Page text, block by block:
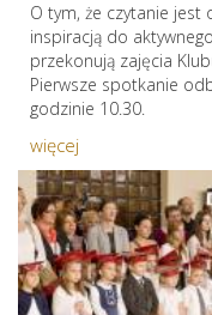
O tym, że czytanie jest
inspiracją do
przekonują zajęcia
Pierwsze spotkanie
godzinie 10.30.
więcej